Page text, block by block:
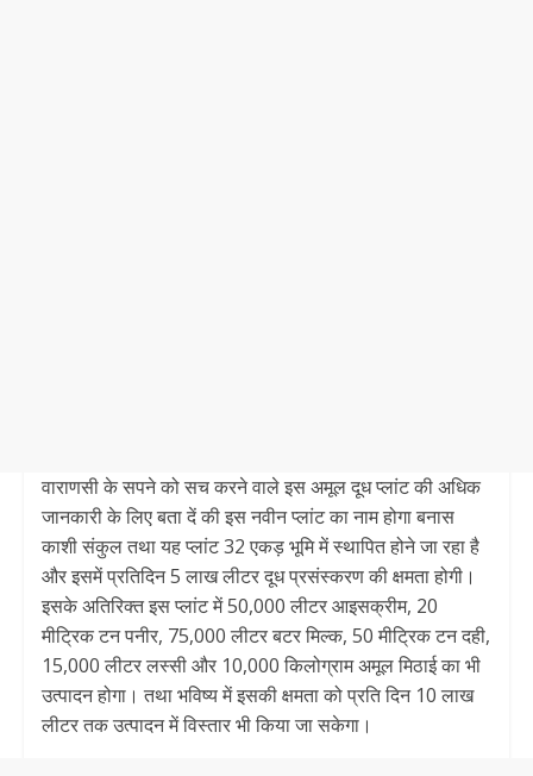
वाराणसी के सपने को सच करने वाले इस अमूल दूध प्लांट की अधिक
जानकारी के लिए बता दें की इस नवीन प्लांट का नाम होगा बनास
काशी संकुल तथा यह प्लांट 32 एकड़ भूमि में स्थापित होने जा रहा है
और इसमें प्रतिदिन 5 लाख लीटर दूध प्रसंस्करण की क्षमता होगी।
इसके अतिरिक्त इस प्लांट में 50,000 लीटर आइसक्रीम, 20
मीट्रिक टन पनीर, 75,000 लीटर बटर मिल्क, 50 मीट्रिक टन दही,
15,000 लीटर लस्सी और 10,000 किलोग्राम अमूल मिठाई का भी
उत्पादन होगा। तथा भविष्य में इसकी क्षमता को प्रति दिन 10 लाख
लीटर तक उत्पादन में विस्तार भी किया जा सकेगा।